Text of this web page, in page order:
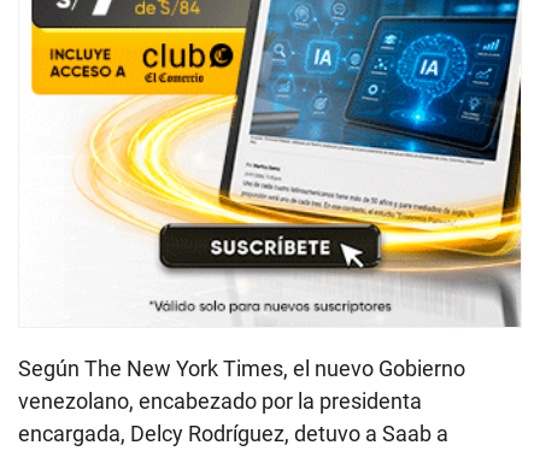
Según The New York Times, el nuevo Gobierno
venezolano, encabezado por la presidenta
encargada, Delcy Rodríguez, detuvo a Saab a